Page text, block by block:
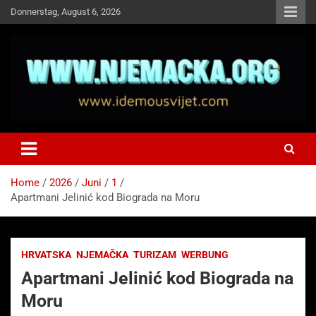
Skip
to
Donnerstag, August 6, 2026
Idemo u Svijet-Njemacka!
Home 2026 Juni
1
Apartmani Jelinić kod Biograda na Moru
HRVATSKA NJEMAČKA TURIZAM WERBUNG
Apartmani Jelinić kod Biograda na
Moru